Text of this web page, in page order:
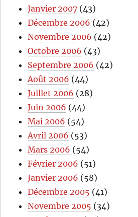
Janvier 2007 (43)
Décembre 2006 (42)
Novembre 2006 (42)
Octobre 2006 (43)
Septembre 2006 (42)
Août 2006 (44)
Juillet 2006 (28)
Juin 2006 (44)
Mai 2006 (54)
Avril 2006 (53)
Mars 2006 (54)
Février 2006 (51)
Janvier 2006 (58)
Décembre 2005 (41)
Novembre 2005 (34)